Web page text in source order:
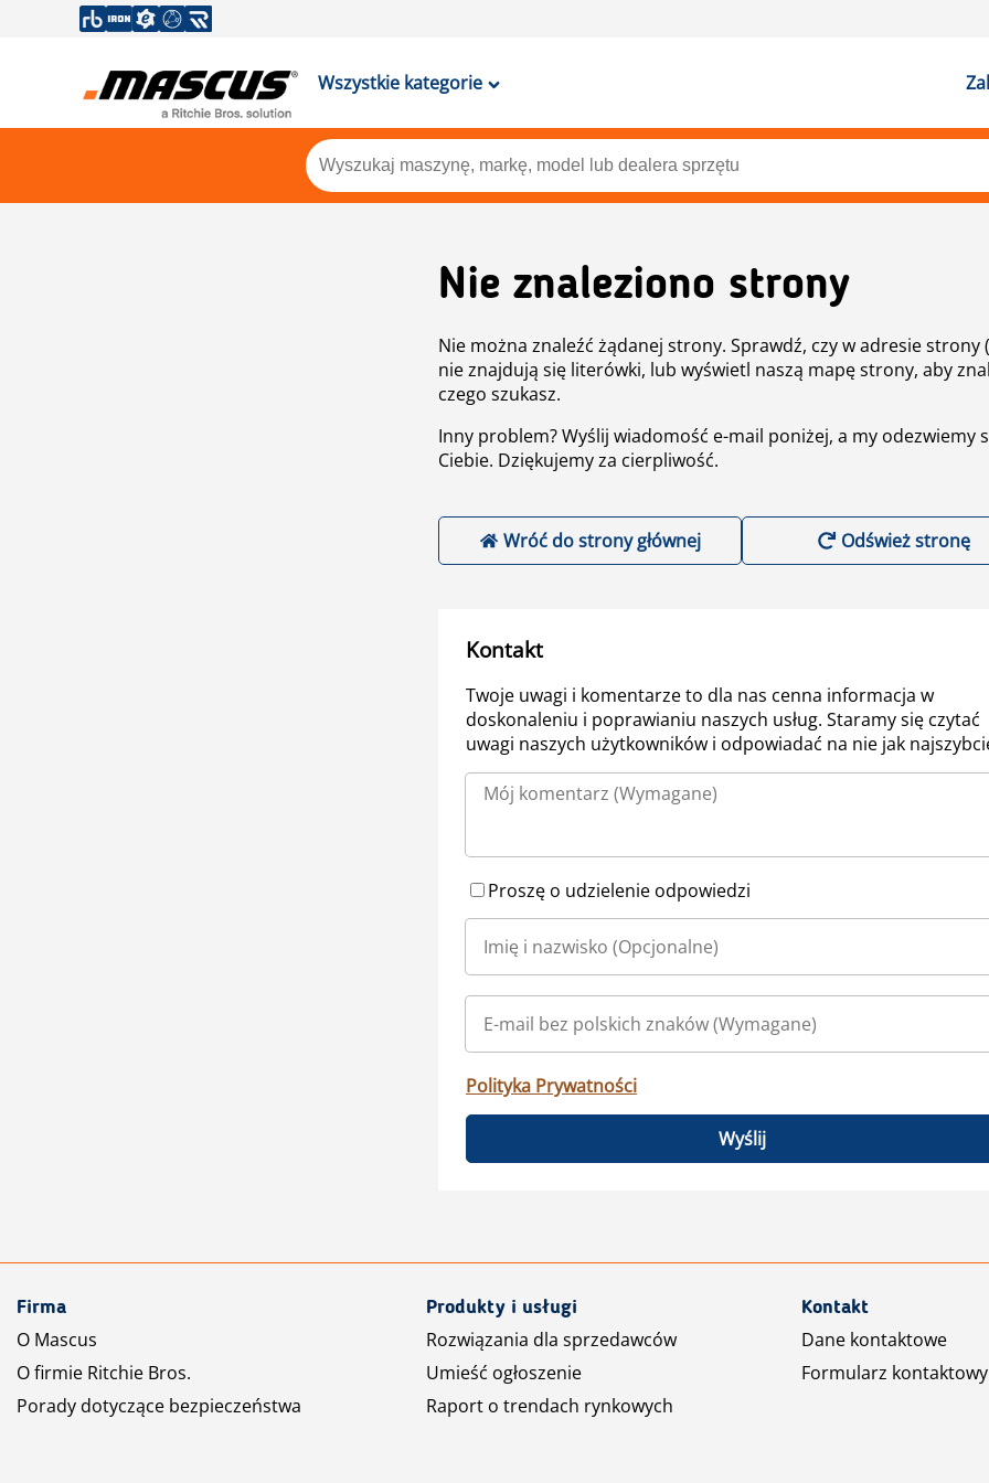
Wszystkie kategorie
Nie znaleziono strony
Nie można znaleźć żądanej strony. Sprawdź, czy w adresie strony
nie znajdują się literówki, lub wyświetl naszą mapę strony, aby
czego szukasz.
Inny problem? Wyślij wiadomość e-mail poniżej, a my odezwiemy
Ciebie. Dziękujemy za cierpliwość.
Wróć do strony głównej Odśwież stronę
Kontakt
Twoje uwagi i komentarze to dla nas cenna informacja w
doskonaleniu i poprawianiu naszych usług. Staramy się czytać
uwagi naszych użytkowników i odpowiadać na nie jak
Proszę o udzielenie odpowiedzi
Polityka Prywatności
Wyślij
Firma
O Mascus
O firmie Ritchie Bros.
Porady dotyczące bezpieczeństwa
Produkty i usługi
Rozwiązania dla sprzedawców
Umieść ogłoszenie
Raport o trendach rynkowych
Kontakt
Dane kontaktowe
Formularz kontaktowy